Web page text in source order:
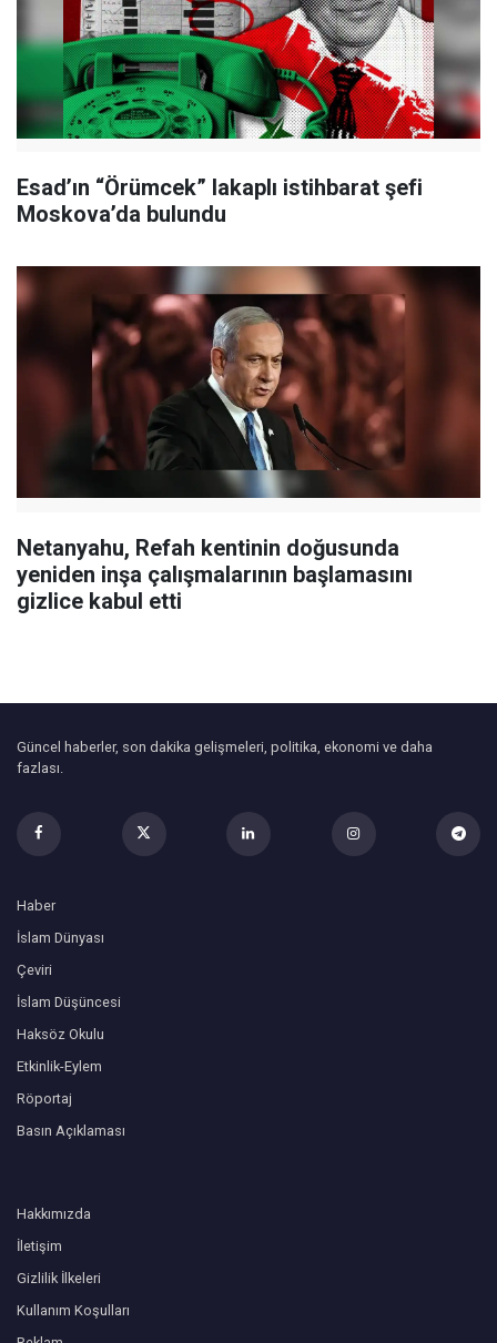
Esad’ın “Örümcek” lakaplı istihbarat şefi
Moskova’da bulundu
Netanyahu, Refah kentinin doğusunda
yeniden inşa çalışmalarının başlamasını
gizlice kabul etti
Güncel haberler, son dakika gelişmeleri, politika, ekonomi ve daha
fazlası.
Haber
İslam Dünyası
Çeviri
İslam Düşüncesi
Haksöz Okulu
Etkinlik-Eylem
Röportaj
Basın Açıklaması
Hakkımızda
İletişim
Gizlilik İlkeleri
Kullanım Koşulları